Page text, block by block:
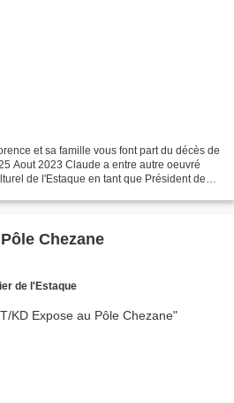
et sa famille vous font part du décès de
Aout 2023 Claude a entre autre oeuvré
de l'Estaque en tant que Président de
Chezane
de l'Estaque